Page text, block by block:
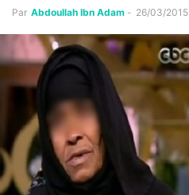
Par Abdoullah Ibn Adam - 26/03/2015